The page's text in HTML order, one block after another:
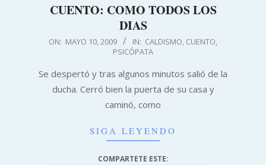
CUENTO: COMO TODOS LOS
DIAS
2009-
10
ON: MAYO 10, 2009 IN: CALDISMO, CUENTO,
PSICÓPATA
Se despertó y tras algunos minutos salió de la
ducha. Cerró bien la puerta de su casa y
caminó, como
SIGA LEYENDO
COMPARTETE ESTE: